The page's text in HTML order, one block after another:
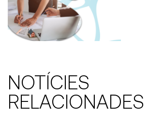
NOTÍCIES
RELACIONADES